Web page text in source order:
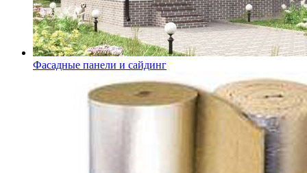
Фасадные панели и сайдинг